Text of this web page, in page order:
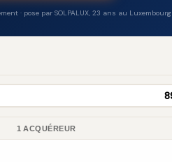
· pose par SOLPALUX, 23 ans au Luxembourg
1 ACQUÉREUR